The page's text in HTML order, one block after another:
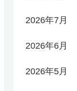
2026年7月
2026年6月
2026年5月